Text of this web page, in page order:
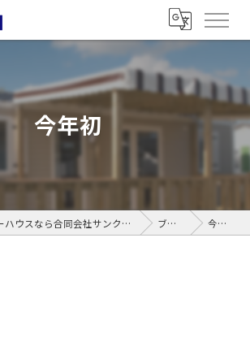
今年初
広島でトレーラーハウスなら合同会社サンクビジョン ブログ 今年初